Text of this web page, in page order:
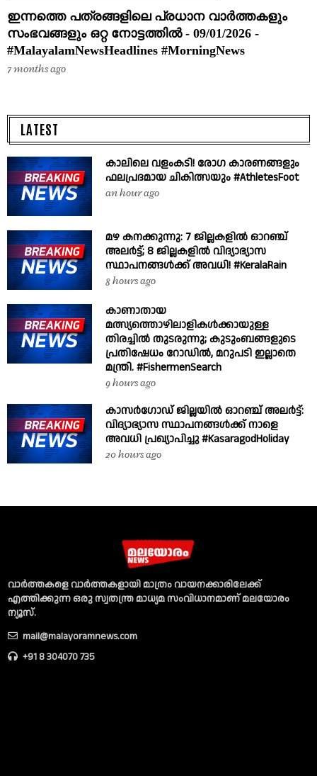
ഇന്നത്തെ പത്രങ്ങളിലെ പ്രധാന വാർത്തകളും
സംഭവങ്ങളും ഒറ്റ നോട്ടത്തിൽ - 09/01/2026 -
#MalayalamNewsHeadlines #MorningNews
7 months ago
LATEST
കാലിലെ വളംകടി! രോഗ കാരണങ്ങളും
ഫലപ്രദമായ ചികിത്സയും #AthletesFoot
an hour ago
മഴ കനക്കുന്നു: 7 ജില്ലകളിൽ ഓറഞ്ച്
അലർട്ട്; 8 ജില്ലകളിൽ വിദ്യാഭ്യാസ
സ്ഥാപനങ്ങൾക്ക് അവധി! #KeralaRain
8 hours ago
കാണാതായ
മത്സ്യത്തൊഴിലാളികൾക്കായുള്ള
തിരച്ചിൽ തുടരുന്നു; കുടുംബങ്ങളുടെ
പ്രതിഷേധം റോഡിൽ, മറുപടി ഇല്ലാതെ
മന്ത്രി. #FishermenSearch
9 hours ago
കാസർഗോഡ് ജില്ലയിൽ ഓറഞ്ച് അലർട്ട്:
വിദ്യാഭ്യാസ സ്ഥാപനങ്ങൾക്ക് നാളെ
അവധി പ്രഖ്യാപിച്ചു #KasaragodHoliday
20 hours ago
വാര്‍ത്തകളെ വാര്‍ത്തകളായി മാത്രം വായനക്കാരിലേക്ക്
എത്തിക്കുന്ന ഒരു സ്വതന്ത്ര മാധ്യമ സംവിധാനമാണ് മലയോരം
ന്യൂസ്‌.
mail@malayoramnews.com
+91 8 304070 735